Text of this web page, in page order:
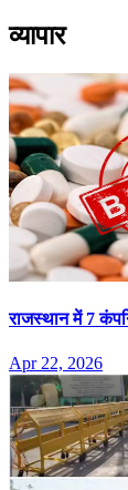
व्यापार
राजस्थान में 7
Apr 22, 2026